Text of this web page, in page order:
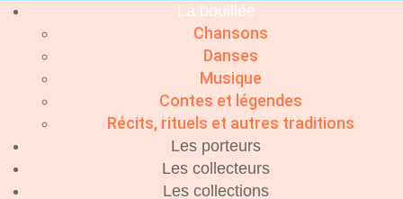
La bouillée
Chansons
Danses
Musique
Contes et légendes
Récits, rituels et autres traditions
Les porteurs
Les collecteurs
Les collections